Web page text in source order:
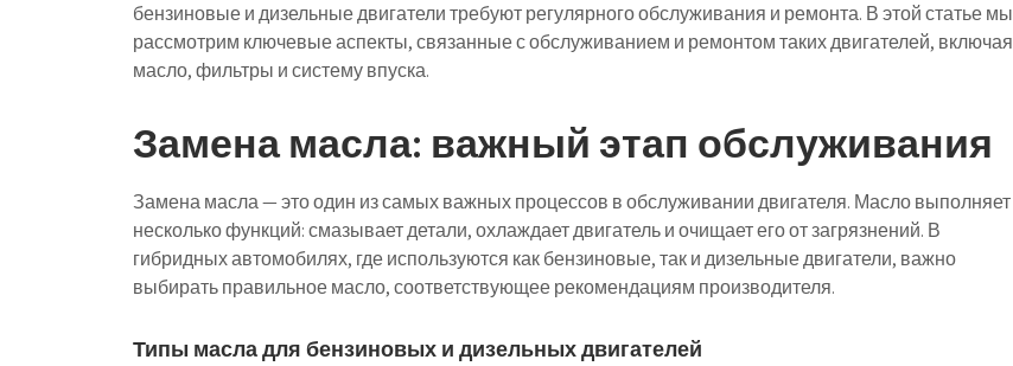
бензиновые и дизельные двигатели требуют регулярного обслуживания и ремонта. В этой статье мы
рассмотрим ключевые аспекты, связанные с обслуживанием и ремонтом таких двигателей, включая
масло, фильтры и систему впуска.
Замена масла: важный этап обслуживания
Замена масла — это один из самых важных процессов в обслуживании двигателя. Масло выполняет
несколько функций: смазывает детали, охлаждает двигатель и очищает его от загрязнений. В
гибридных автомобилях, где используются как бензиновые, так и дизельные двигатели, важно
выбирать правильное масло, соответствующее рекомендациям производителя.
Типы масла для бензиновых и дизельных двигателей